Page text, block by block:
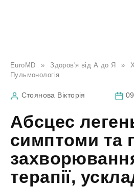
EuroMD » Здоров'я від А до Я »
Пульмонологія
Стоянова Вікторія
Абсцес
симптоми та
терапії,